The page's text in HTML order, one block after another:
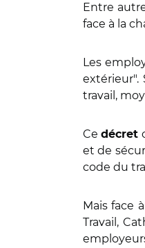
Entre
face à la
Les
extérieur".
travail,
Cedécret
et de
code du
Mais face
Travail,